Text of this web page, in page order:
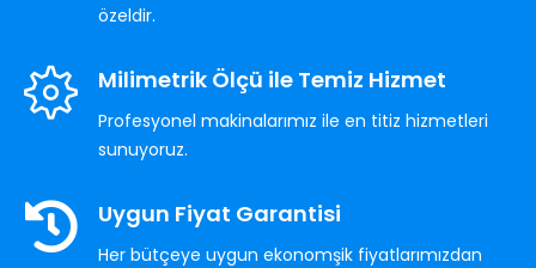
özeldir.
Milimetrik Ölçü ile Temiz Hizmet
Profesyonel makinalarımız ile en titiz hizmetleri
sunuyoruz.
Uygun Fiyat Garantisi
Her bütçeye uygun ekonomşik fiyatlarımızdan